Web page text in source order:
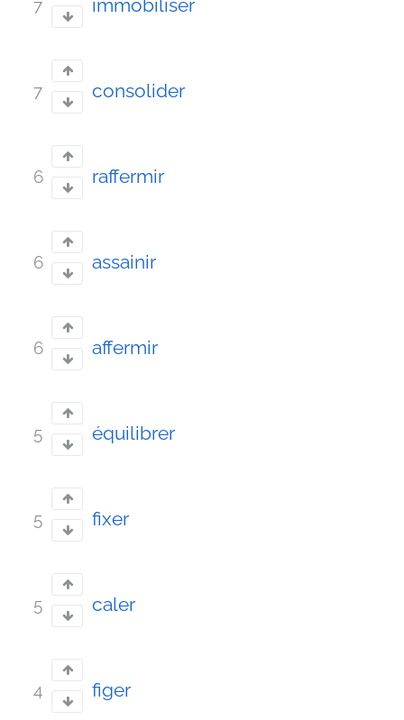
7 immobiliser
7 consolider
6 raffermir
6 assainir
6 affermir
5 équilibrer
5 fixer
5 caler
4 figer